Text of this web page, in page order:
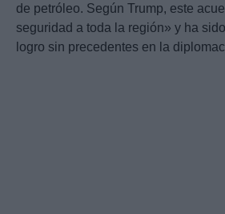
de petróleo. Según Trump, este
seguridad a toda la región» y ha
logro sin precedentes en la